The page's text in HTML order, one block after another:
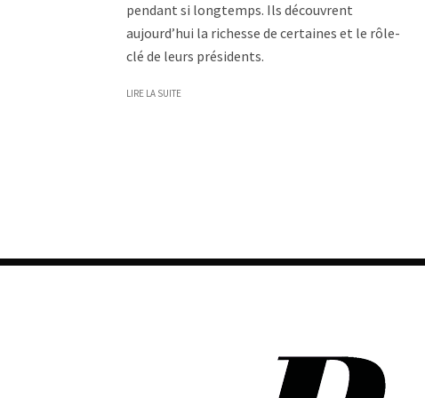
pendant si longtemps. Ils découvrent
aujourd’hui la richesse de certaines et le rôle-
clé de leurs présidents.
LIRE LA SUITE